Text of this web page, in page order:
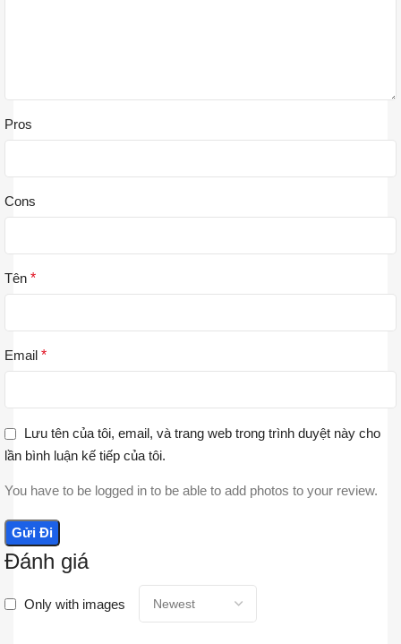
Đánh giá
Only with images
Pros
Cons
Tên *
Email *
Lưu tên của tôi, email, và trang web trong trình duyệt này cho
lần bình luận kế tiếp của tôi.
You have to be logged in to be able to add photos to your review.